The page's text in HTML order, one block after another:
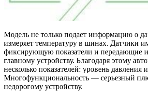
Модель не только подает информацию о
измеряет температуру в шинах. Датчики
фиксирующую показатели и передающие
главному устройству. Благодаря этому
несколько показателей: уровень давления
Многофункциональность — серьезный
недорогому устройству.